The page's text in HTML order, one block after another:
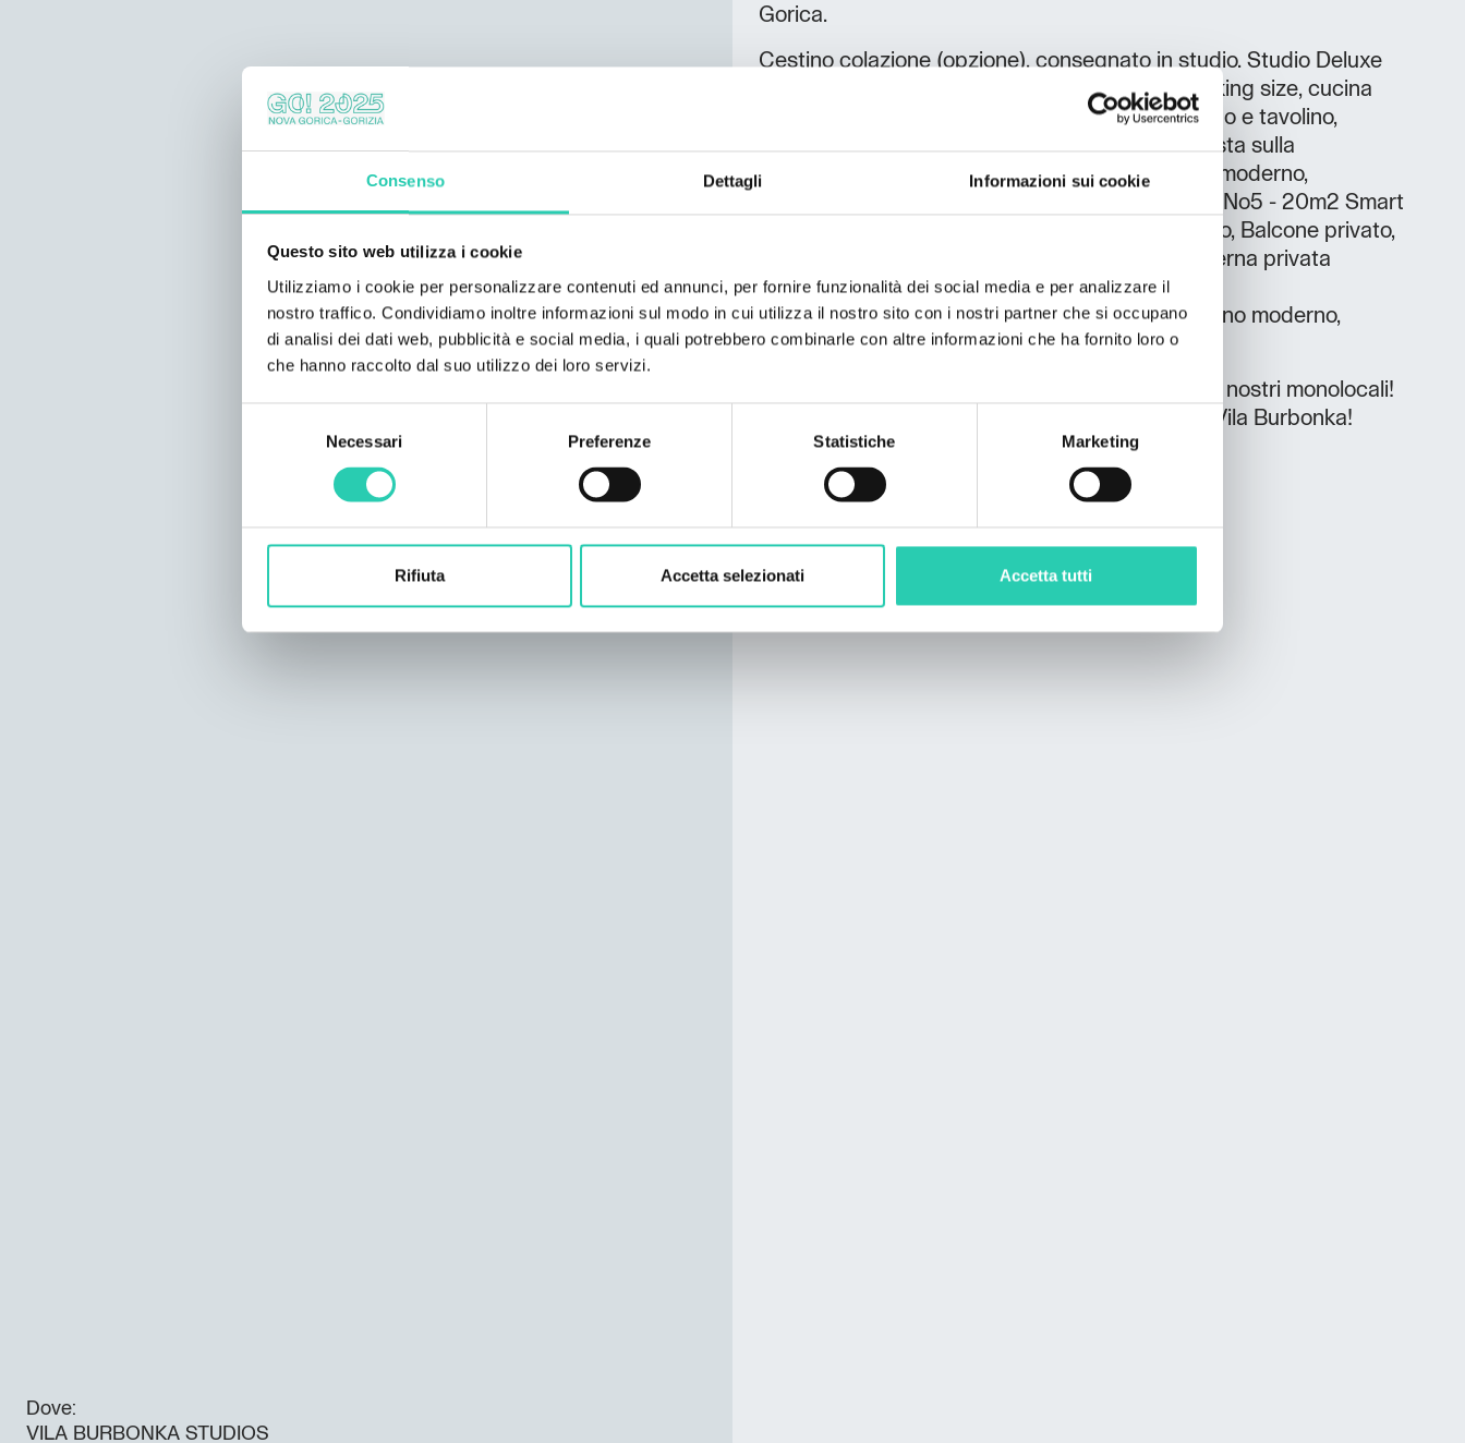
Consenso Dettagli Informazioni sui cookie
Questo sito web utilizza i cookie
Utilizziamo i cookie per personalizzare contenuti ed annunci, per fornire funzionalità dei social media e per analizzare il
nostro traffico. Condividiamo inoltre informazioni sul modo in cui utilizza il nostro sito con i nostri partner che si occupano
di analisi dei dati web, pubblicità e social media, i quali potrebbero combinarle con altre informazioni che ha fornito loro o
che hanno raccolto dal suo utilizzo dei loro servizi.
Necessari Preferenze Statistiche Marketing
Rifiuta Accetta selezionati Accetta tutti
Dove:
VILA BURBONKA STUDIOS
Gorica.
Cestino colazione (opzione), consegnato in studio. Studio Deluxe
40m2 (n. 1 - n. 4) Smart TV, WiFi gratuito, Letto king size, cucina
completamente attrezzata, Soggiorno con divano e tavolino,
Angolo pranzo, Ampia terrazza comune, Bella vista sulla
città/montagne/giardino. Box doccia nel bagno moderno,
asciugamani e articoli da toeletta inclusi. Studio No5 - 20m2 Smart
TV, WiFi aperto, Letto king size, Banco da pranzo, Balcone privato,
Cucina completamente attrezzata Terrazza esterna privata
attrezzata con tavolo e sedie, Bella vista sulla
città/montagne/giardino. Cabina doccia nel bagno moderno,
asciugamani e articoli da toeletta inclusi.
Sentiti come a casa lontano da casa affittando i nostri monolocali!
Ti auguriamo un piacevole soggiorno con noi a Vila Burbonka!